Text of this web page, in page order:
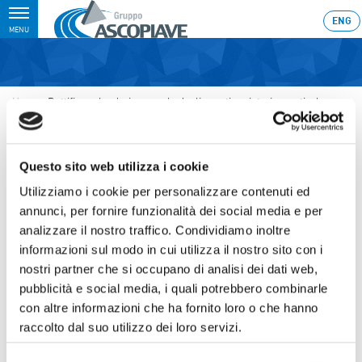
Questo sito web utilizza i cookie
Utilizziamo i cookie per personalizzare contenuti ed
annunci, per fornire funzionalità dei social media e per
analizzare il nostro traffico. Condividiamo inoltre
informazioni sul modo in cui utilizza il nostro sito con i
nostri partner che si occupano di analisi dei dati web,
pubblicità e social media, i quali potrebbero combinarle
con altre informazioni che ha fornito loro o che hanno
raccolto dal suo utilizzo dei loro servizi.
Toggle
navigation
MENU
ENG
Home
Rettifica calendario annuale degli eventi societari, ex articolo
2.6.2 del Regolamento dei Mercati Organizzati e gestiti da Borsa Italiana
S.p.A.
24.01.2020
RETTIFICA CALENDARIO
ANNUALE DEGLI EVENTI
SOCIETARI, EX ARTICOLO 2.6.2
DEL REGOLAMENTO DEI
MERCATI ORGANIZZATI E